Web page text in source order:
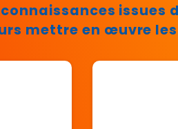
issues
mettre en œuvre